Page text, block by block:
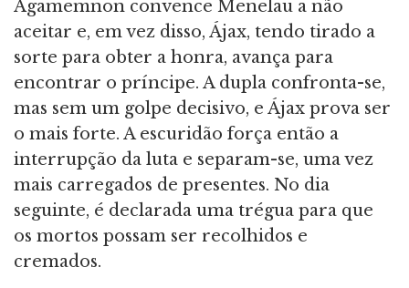
Agamemnon convence Menelau a não
aceitar e, em vez disso, Ájax, tendo tirado a
sorte para obter a honra, avança para
encontrar o príncipe. A dupla confronta-se,
mas sem um golpe decisivo, e Ájax prova ser
o mais forte. A escuridão força então a
interrupção da luta e separam-se, uma vez
mais carregados de presentes. No dia
seguinte, é declarada uma trégua para que
os mortos possam ser recolhidos e
cremados.